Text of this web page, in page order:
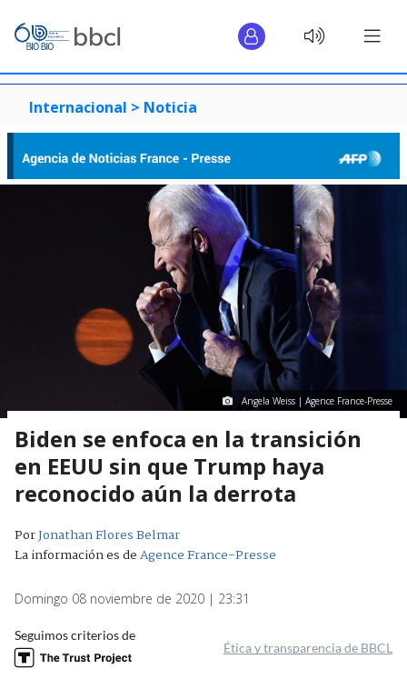
Internacional > Noticia
Angela Weiss | Agence France-Presse
Biden se enfoca en la transición
en EEUU sin que Trump haya
reconocido aún la derrota
PorJonathan Flores Belmar
La información es deAgence France-Presse
Domingo 08 noviembre de 2020 | 23:31
Seguimos criterios de
Ética y transparencia de BBCL